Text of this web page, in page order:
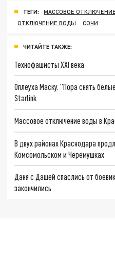
ТЕГИ:
МАССОВОЕ
ОТКЛЮЧЕНИЕ ВОДЫ
СОЧИ
ЧИТАЙТЕ ТАКЖЕ:
Технофашисты XXI века
Оплеуха Маску. "Пора снять
Starlink
Массовое отключение воды в
В двух районах Краснодара
Комсомольском и Черемушках
Даня с Дашей спаслись от
закончились